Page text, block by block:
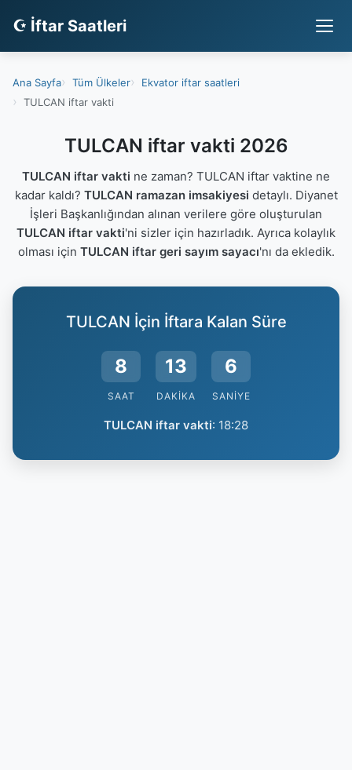
☪ İftar Saatleri
Ana Sayfa Tüm Ülkeler
Ekvator iftar saatleri
TULCAN iftar vakti
TULCAN iftar vakti 2026
TULCAN iftar vakti ne zaman? TULCAN iftar vaktine ne
kadar kaldı? TULCAN ramazan imsakiyesi detaylı. Diyanet
İşleri Başkanlığından alınan verilere göre oluşturulan
TULCAN iftar vakti'ni sizler için hazırladık. Ayrıca kolaylık
olması için TULCAN iftar geri sayım sayacı'nı da ekledik.
TULCAN İçin İftara Kalan Süre
8
SAAT
13
DAKIKA
5
SANIYE
TULCAN iftar vakti: 18:28